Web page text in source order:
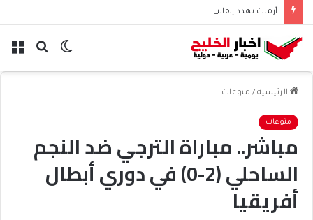
أزمات تهدد إنفانتينو قبل انتخابات الفيفا 2027
بحث الوضع
الرئيسية / منوعات
منوعات
مباشر.. مباراة الترجي ضد النجم
الساحلي (2-0) في دوري أبطال
أفريقيا